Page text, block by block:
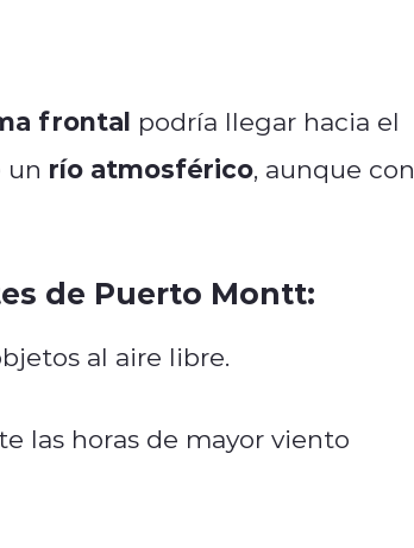
frontal podría llegar hacia el
un río atmosférico, aunque con
de Puerto Montt:
al aire libre.
las horas de mayor viento